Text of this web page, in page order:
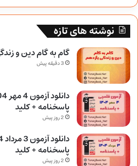
نوشته های تازه
گام به گام دین و
3 دقیقه پیش
پاسخنامه + کلید
2 روز پیش
پاسخنامه + کلید
2 روز پیش